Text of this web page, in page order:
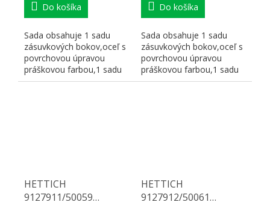
Do košíka
Sada obsahuje 1 sadu
zásuvkových bokov,oceľ s
povrchovou úpravou
práškovou farbou,1 sadu
korpusových koľajničiek...
Do košíka
Sada obsahuje 1 sadu
zásuvkových bokov,oceľ s
povrchovou úpravou
práškovou farbou,1 sadu
korpusových koľajničiek...
HETTICH
9127911/50059
HETTICH
9127912/50061